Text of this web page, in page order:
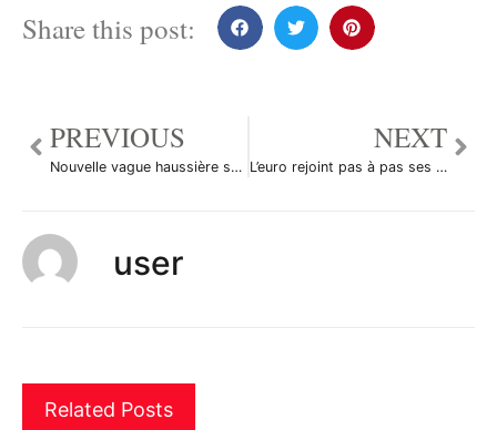
Share this post:
PREVIOUS
Nouvelle vague haussière sur l’euro/dollar ?
NEXT
L’euro rejoint pas à pas ses records
user
Related Posts